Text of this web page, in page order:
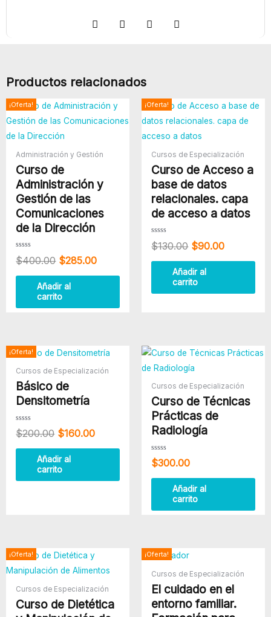
Media
en
la
Campaña
del
Líder
cantidad
Productos relacionados
¡Oferta!
Administración y Gestión
Curso de
Administración y
Gestión de las
Comunicaciones
de la Dirección
Valorado
con
de
$400.00
El
precio
original
era:
$400.00.
$285.00
El
precio
actual
$285.00.
Añadir al
carrito
¡Oferta!
Cursos de Especialización
Curso de Acceso a
base de datos
relacionales. capa
de acceso a datos
Valorado
con
de
$130.00
El
precio
original
era:
$130.00.
$90.00
El
precio
actual
$90.00.
Añadir al
carrito
¡Oferta!
Cursos de Especialización
Básico de
Densitometría
Valorado
con
de
$200.00
El
original
era:
$200.00.
$160.00
El
actual
Añadir al
carrito
Cursos de Especialización
Curso de Técnicas
Prácticas de
Radiología
Valorado
con
de
$300.00
Añadir al
carrito
¡Oferta!
Cursos de Especialización
Curso de Dietética
El
precio
era:
$400.00.
precio
es:
$300.00.
¡Oferta!
Cursos de Especialización
El cuidado en el
entorno familiar.
original
era:
$300.00.
actual